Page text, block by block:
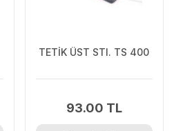
TETİK ÜST STI. TS 400
93.00 TL